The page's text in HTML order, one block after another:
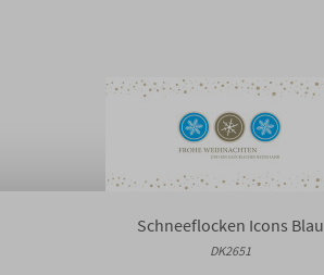
Schneeflocken Icons Blau
DK2651